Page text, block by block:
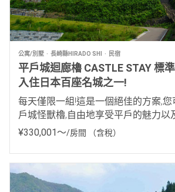
公寓/別墅 長崎縣HIRADO SHI 民宿
平戶城迴廊櫓 CASTLE STAY 標
入住日本百座名城之一!
每天僅限一組!這是一個絕佳的方案,
戶城怪獸櫓,自由地享受平戶的魅力以
¥330,001 〜/房間 （含稅）